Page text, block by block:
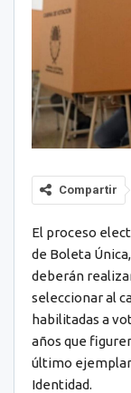
Compartir
El proceso
de Boleta
deberán
seleccionar al
habilitadas a
años que
último ejemplar
Identidad.